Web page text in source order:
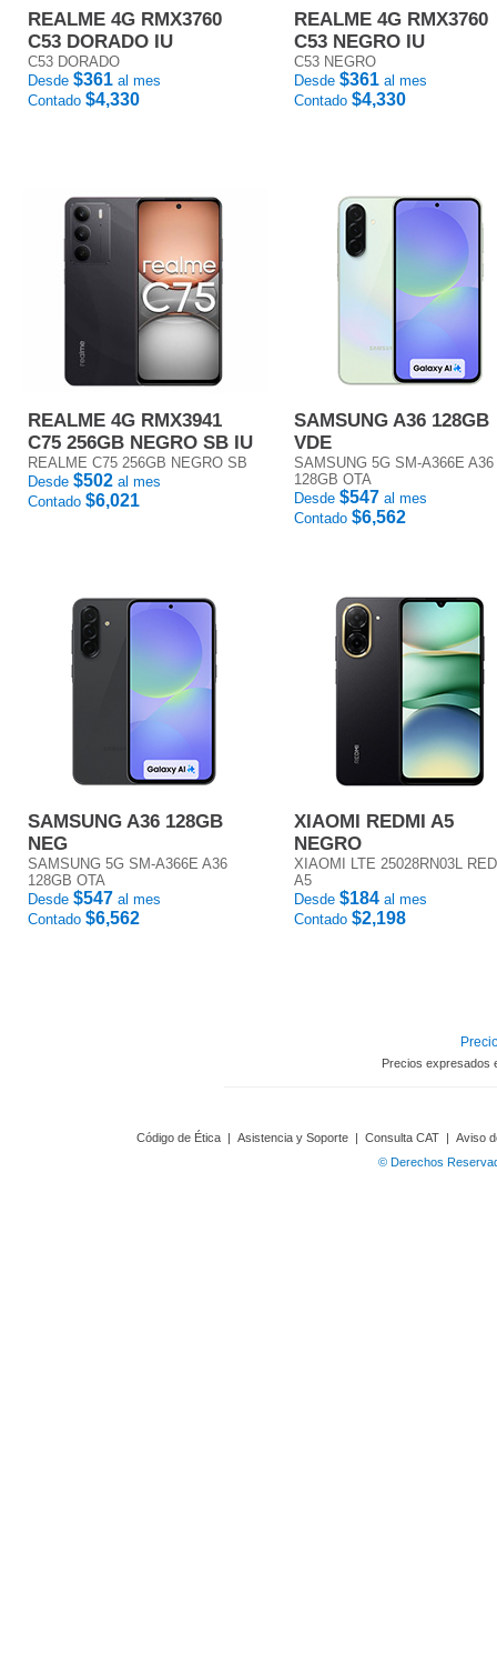
REALME 4G RMX3760
C53 DORADO IU
C53 DORADO
Desde $361 al mes
Contado $4,330
REALME 4G RMX3760
C53 NEGRO IU
C53 NEGRO
Desde $361 al mes
Contado $4,330
REALME 4G RMX3941
C75 256GB NEGRO SB IU
REALME C75 256GB NEGRO SB
Desde $502 al mes
Contado $6,021
SAMSUNG A36 128GB
VDE
SAMSUNG 5G SM-A366E A36
128GB OTA
Desde $547 al mes
Contado $6,562
SAMSUNG A36 128GB
NEG
SAMSUNG 5G SM-A366E A36
128GB OTA
Desde $547 al mes
Contado $6,562
XIAOMI REDMI A5
NEGRO
XIAOMI LTE 25028RN03L
A5
Desde $184 al mes
Contado $2,198
Precios expresados
Código de Ética | Asistencia y Soporte | Consulta CAT | Aviso
© Derechos